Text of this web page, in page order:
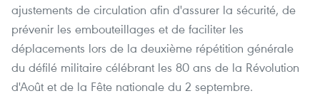
ajustements de circulation afin d'assurer la sécurité, de
prévenir les embouteillages et de faciliter les
déplacements lors de la deuxième répétition générale
du défilé militaire célébrant les 80 ans de la Révolution
d'Août et de la Fête nationale du 2 septembre.